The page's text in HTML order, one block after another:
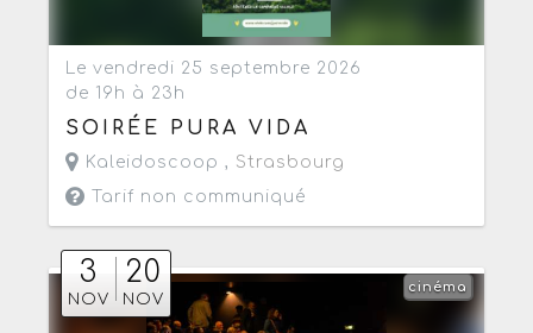
Le vendredi 25 septembre 2026
de 19h à 23h
SOIRÉE PURA VIDA
Kaleidoscoop , Strasbourg
Tarif non communiqué
3
NOV
20
NOV
cinéma